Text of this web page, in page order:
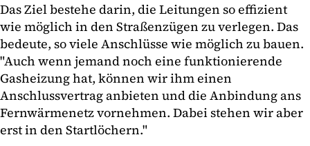
Das Ziel bestehe darin, die Leitungen so effizient
wie möglich in den Straßenzügen zu verlegen. Das
bedeute, so viele Anschlüsse wie möglich zu bauen.
"Auch wenn jemand noch eine funktionierende
Gasheizung hat, können wir ihm einen
Anschlussvertrag anbieten und die Anbindung ans
Fernwärmenetz vornehmen. Dabei stehen wir aber
erst in den Startlöchern."